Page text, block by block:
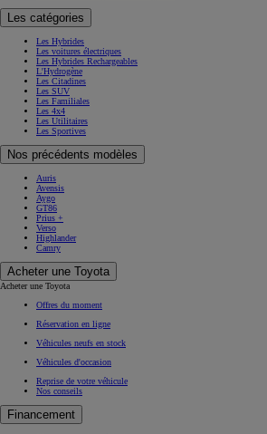
Les catégories
Les Hybrides
Les voitures électriques
Les Hybrides Rechargeables
L'Hydrogène
Les Citadines
Les SUV
Les Familiales
Les 4x4
Les Utilitaires
Les Sportives
Nos précédents modèles
Auris
Avensis
Aygo
GT86
Prius +
Verso
Highlander
Camry
Acheter une Toyota
Acheter une Toyota
Offres du moment
Réservation en ligne
Véhicules neufs en stock
Véhicules d'occasion
Reprise de votre véhicule
Nos conseils
Financement